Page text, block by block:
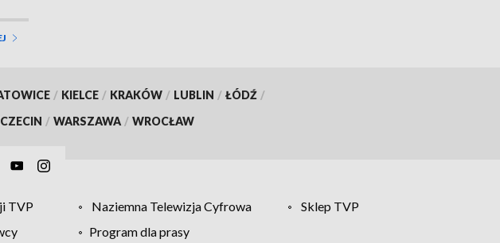
/ KIELCE / KRAKÓW / LUBLIN / ŁÓDŹ /
/ WARSZAWA / WROCŁAW
TVP Naziemna Telewizja Cyfrowa
Sklep TVP
Program dla prasy